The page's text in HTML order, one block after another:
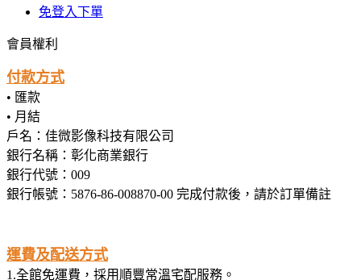
免登入下單
會員權利
付款方式
• 匯款
• 月結
戶名：佳微影像科技有限公司
銀行名稱：彰化商業銀行
銀行代號：009
銀行帳號：5876-86-008870-00 完成付款後，請於訂單備註
運費及配送方式
1.全館免運費，採用順豐常溫宅配服務。